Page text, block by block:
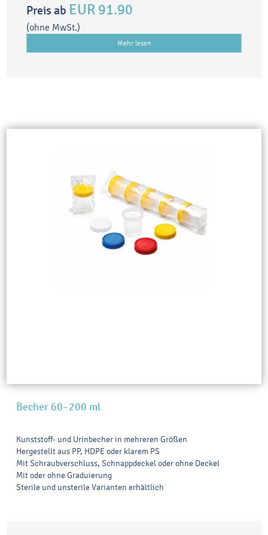
Preis ab EUR 91.90
(ohne MwSt.)
Mehr lesen
Becher 60–200 ml
Kunststoff- und Urinbecher in mehreren Größen
Hergestellt aus PP, HDPE oder klarem PS
Mit Schraubverschluss, Schnappdeckel oder ohne Deckel
Mit oder ohne Graduierung
Sterile und unsterile Varianten erhältlich